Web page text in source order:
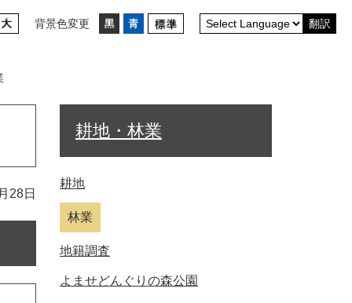
背景色変更 翻訳
28日
耕地・林業
耕地
林業
地籍調査
よませどんぐりの森公園